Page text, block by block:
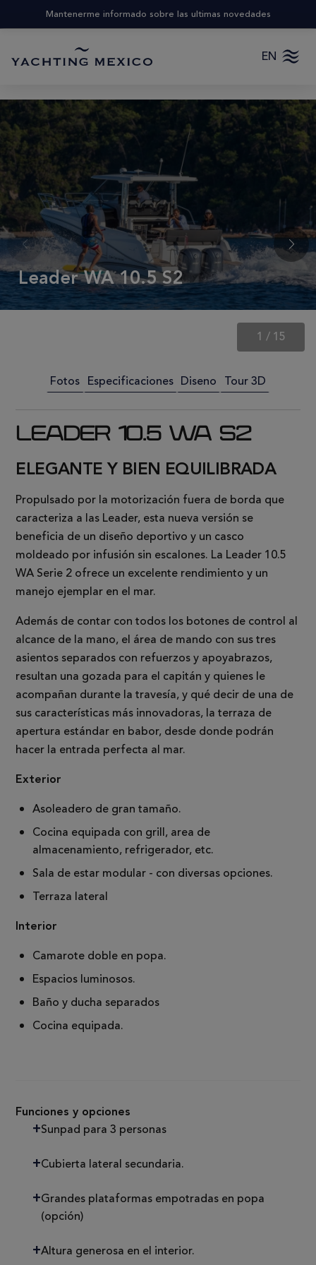
Mantenerme informado sobre las ultimas novedades
EN
Leader WA 10.5 S2
1 / 15
Fotos Especificaciones Diseno Tour 3D
LEADER 10.5 WA S2
ELEGANTE Y BIEN EQUILIBRADA
Propulsado por la motorización fuera de borda que
caracteriza a las Leader, esta nueva versión se
beneficia de un diseño deportivo y un casco
moldeado por infusión sin escalones. La Leader 10.5
WA Serie 2 ofrece un excelente rendimiento y un
manejo ejemplar en el mar.
Además de contar con todos los botones de control al
alcance de la mano, el área de mando con sus tres
asientos separados con refuerzos y apoyabrazos,
resultan una gozada para el capitán y quienes le
acompañan durante la travesía, y qué decir de una de
sus características más innovadoras, la terraza de
apertura estándar en babor, desde donde podrán
hacer la entrada perfecta al mar.
Exterior
Asoleadero de gran tamaño.
Cocina equipada con grill, area de
almacenamiento, refrigerador, etc.
Sala de estar modular - con diversas opciones.
Terraza lateral
Interior
Camarote doble en popa.
Espacios luminosos.
Baño y ducha separados
Cocina equipada.
Funciones y opciones
Sunpad para 3 personas
Cubierta lateral secundaria.
Grandes plataformas empotradas en popa
(opción)
Altura generosa en el interior.